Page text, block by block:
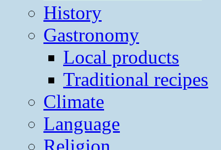
History
Gastronomy
Local products
Traditional recipes
Climate
Language
Religion